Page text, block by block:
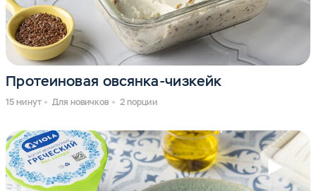
Протеиновая овсянка-чизкейк
15 минут Для новичков 2 порции